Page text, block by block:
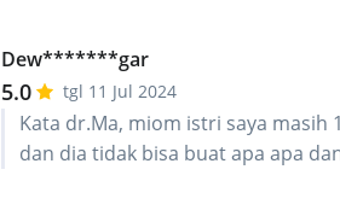
Dew*******gar
5.0 tgl 11 Jul 2024
Kata dr.Ma, miom istri saya
dan dia tidak bisa buat apa apa